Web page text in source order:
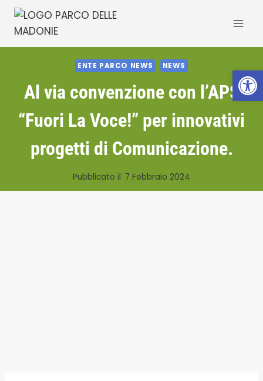
Apri
Salta
contenuto
ENTE PARCO NEWS NEWS
Al via convenzione con l’APS
“Fuori La Voce!” per innovativi
progetti di Comunicazione.
Pubblicato il 7 Febbraio 2024